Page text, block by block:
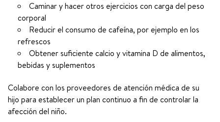
Caminar y hacer otros ejercicios con carga del peso
corporal
Reducir el consumo de cafeína, por ejemplo en los
refrescos
Obtener suficiente calcio y vitamina D de alimentos,
bebidas y suplementos
Colabore con los proveedores de atención médica de su
hijo para establecer un plan continuo a fin de controlar la
afección del niño.